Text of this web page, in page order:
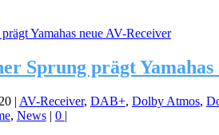
Sprung prägt Yamahas
| AV-Receiver, DAB+, Dolby Atmos,
, News| 0 |